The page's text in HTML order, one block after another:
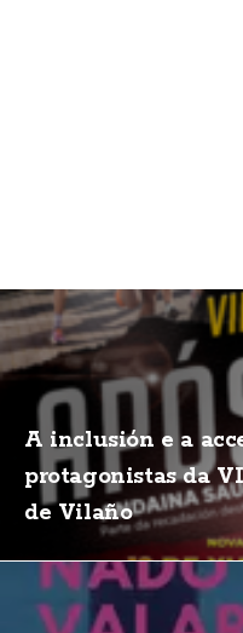
A inclusión e a
protagonistas da
de Vilaño